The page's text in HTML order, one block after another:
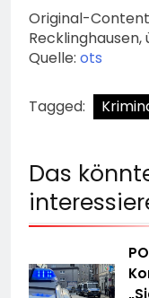
Original-
Quelle: ots
Tagged:
Das